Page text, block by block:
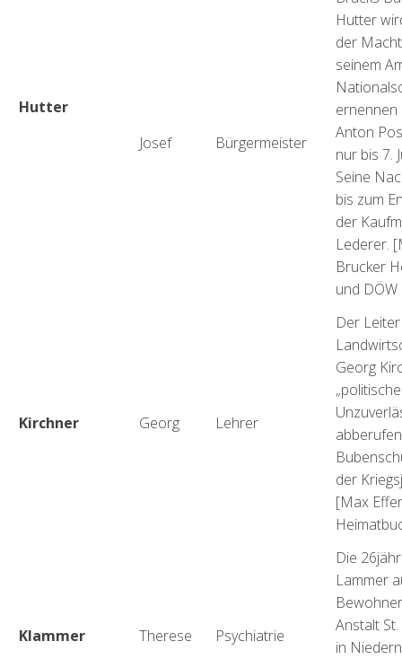
Hutter
Josef
Bürgermeister
Hutter
der
seinem
ernennen
Anton
nur bis 7.
Seine
bis zum
der
Lederer.
Brucker
und
Kirchner Georg Lehrer
Der
Georg
der
[Max
Klammer Therese Psychiatrie
Die
Lammer
Anstalt
in